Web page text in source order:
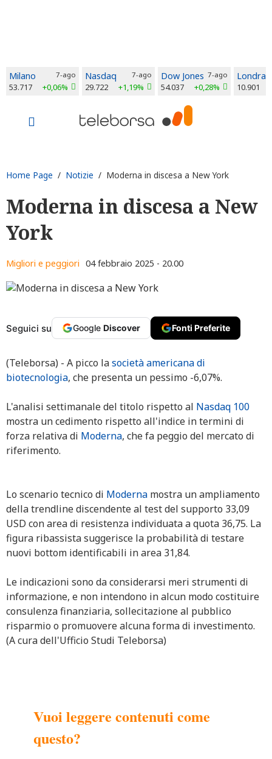
Milano 7-ago
53.717 +0,06%
Nasdaq 7-ago
29.722 +1,19%
Dow Jones 7-ago
54.037 +0,28%
Londra
10.901
Home Page / Notizie / Moderna in discesa a New York
Moderna in discesa a New
York
Migliori e peggiori 04 febbraio 2025 - 20.00
Seguici su Google Discover Fonti Preferite
(Teleborsa) - A picco lasocietà americana di
biotecnologia, che presenta un pessimo -6,07%.
L'analisi settimanale del titolo rispetto al Nasdaq 100
mostra un cedimento rispetto all'indice in termini di
forza relativa di Moderna, che fa peggio del mercato di
riferimento.
Lo scenario tecnico di Moderna mostra un ampliamento
della trendline discendente al test del supporto 33,09
USD con area di resistenza individuata a quota 36,75. La
figura ribassista suggerisce la probabilità di testare
nuovi bottom identificabili in area 31,84.
Le indicazioni sono da considerarsi meri strumenti di
informazione, e non intendono in alcun modo costituire
consulenza finanziaria, sollecitazione al pubblico
risparmio o promuovere alcuna forma di investimento.
(A cura dell'Ufficio Studi Teleborsa)